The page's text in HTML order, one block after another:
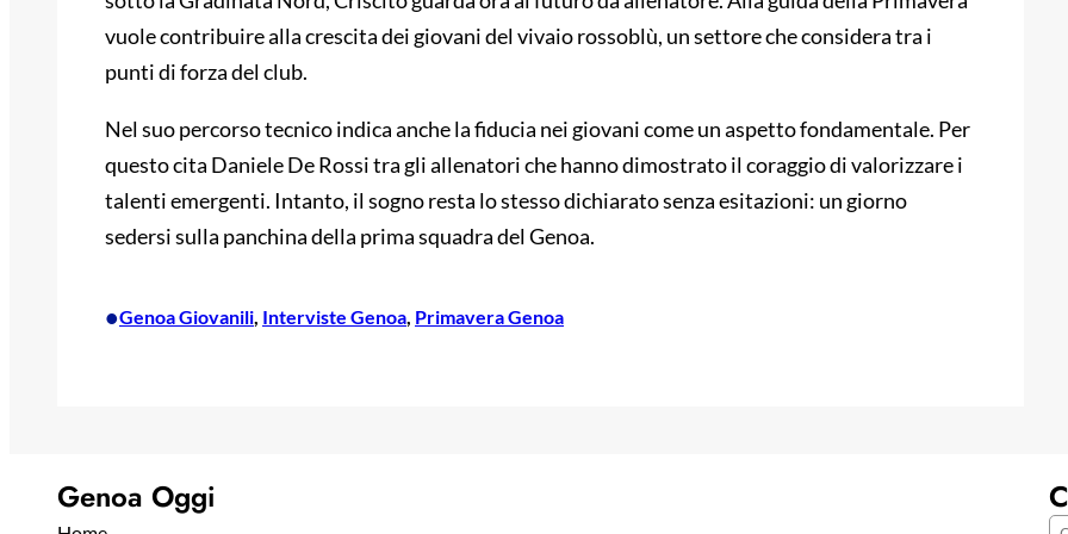
vuole contribuire alla crescita dei giovani del vivaio rossoblù, un settore che considera tra i
punti di forza del club.
Nel suo percorso tecnico indica anche la fiducia nei giovani come un aspetto fondamentale. Per
questo cita Daniele De Rossi tra gli allenatori che hanno dimostrato il coraggio di valorizzare i
talenti emergenti. Intanto, il sogno resta lo stesso dichiarato senza esitazioni: un giorno
sedersi sulla panchina della prima squadra del Genoa.
•Genoa Giovanili Interviste Genoa Primavera Genoa
Genoa Oggi